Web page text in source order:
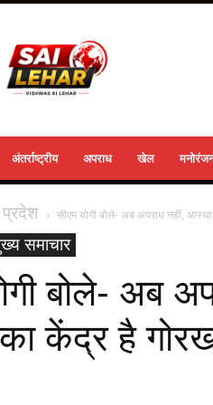
अंतर्राष्ट्रीय अपराध खेल
प्रदेश सीएम योगी बोले- अब अपराध नहीं,
समाचार
बोले- अब
केंद्र है